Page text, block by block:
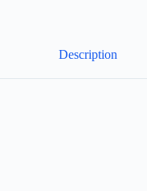
Description